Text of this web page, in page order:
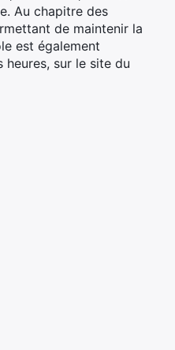
Au chapitre des
de maintenir la
est également
heures, sur le site du